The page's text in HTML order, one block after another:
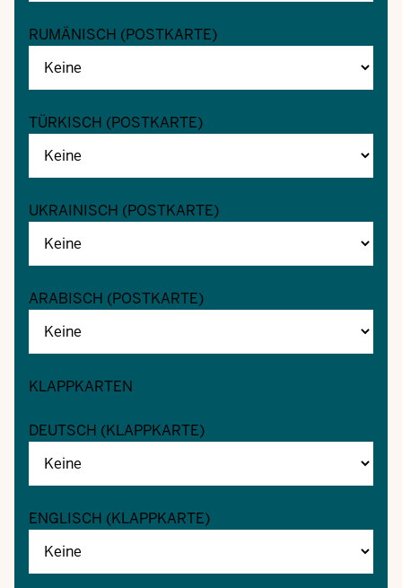
RUMÄNISCH (POSTKARTE)
TÜRKISCH (POSTKARTE)
UKRAINISCH (POSTKARTE)
ARABISCH (POSTKARTE)
KLAPPKARTEN
DEUTSCH (KLAPPKARTE)
ENGLISCH (KLAPPKARTE)